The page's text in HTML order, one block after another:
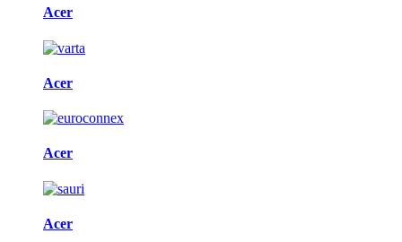
Acer
Acer
Acer
Acer